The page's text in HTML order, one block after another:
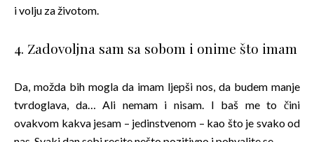
i volju za životom.
4. Zadovoljna sam sa sobom i onime što imam
Da, možda bih mogla da imam ljepši nos, da budem manje
tvrdoglava, da… Ali nemam i nisam. I baš me to čini
ovakvom kakva jesam – jedinstvenom – kao što je svako od